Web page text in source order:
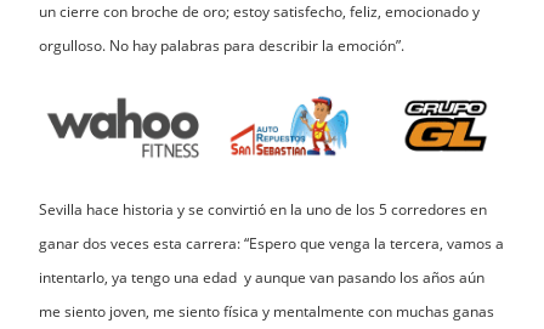
un cierre con broche de oro; estoy satisfecho, feliz, emocionado y
orgulloso. No hay palabras para describir la emoción”.
Sevilla hace historia y se convirtió en la uno de los 5 corredores en
ganar dos veces esta carrera: “Espero que venga la tercera, vamos a
intentarlo, ya tengo una edad y aunque van pasando los años aún
me siento joven, me siento física y mentalmente con muchas ganas